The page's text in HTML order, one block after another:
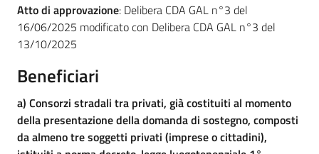
Piani programmi
progetti
Atto di approvazione: Delibera CDA GAL n°3 del
16/06/2025 modificato con Delibera CDA GAL n°3 del
13/10/2025
Beneficiari
a) Consorzi stradali tra privati, già costituiti al momento
della presentazione della domanda di sostegno, composti
da almeno tre soggetti privati (imprese o cittadini),